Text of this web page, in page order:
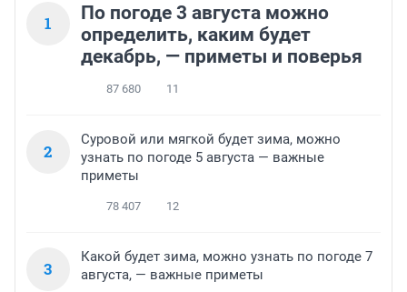
1
По погоде 3 августа можно
определить, каким будет
декабрь, — приметы и поверья
87 680 11
2
Суровой или мягкой будет зима, можно
узнать по погоде 5 августа — важные
приметы
78 407 12
3
Какой будет зима, можно узнать по погоде 7
августа, — важные приметы